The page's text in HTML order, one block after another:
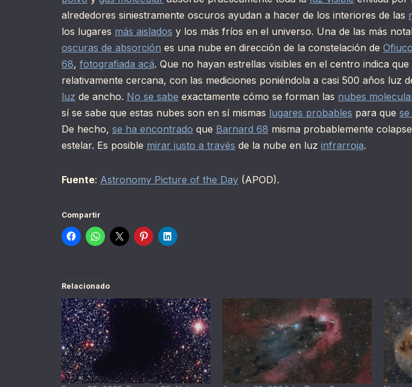
alrededores siniestramente oscuros ayudan a hacer de los interiores de las
los lugares más aislados y los más fríos en el universo. Una de las más
oscuras de absorción es una nube en dirección de la constelación de Ofiuco
68, fotografiada acá. Que no hayan estrellas visibles en el centro indica que
relativamente cercana, con las mediciones poniéndola a casi 500 años luz
luz de ancho. No se sabe exactamente cómo se forman las nubes
sí se sabe que estas nubes son en sí mismas lugares probables para que
De hecho, se ha encontrado que Barnard 68 misma probablemente
estelar. Es posible mirar justo a través de la nube en luz infrarroja.
Fuente: Astronomy Picture of the Day (APOD).
Compartir
Relacionado